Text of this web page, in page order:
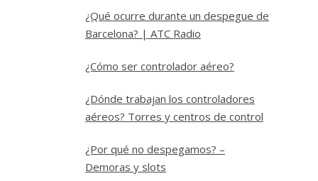
¿Qué ocurre durante un despegue de
Barcelona? | ATC Radio
¿Cómo ser controlador aéreo?
¿Dónde trabajan los controladores
aéreos? Torres y centros de control
¿Por qué no despegamos? –
Demoras y slots